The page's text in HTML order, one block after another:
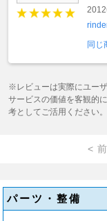
同じ
※レビューは実際にユー
サービスの価値を客観的
考としてご活用ください。
<
パーツ・整備